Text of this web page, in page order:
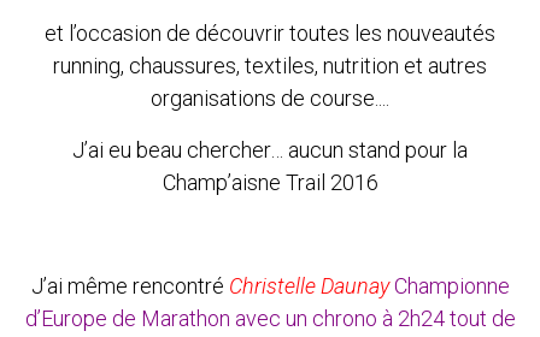
et l’occasion de découvrir toutes les nouveautés
running, chaussures, textiles, nutrition et autres
organisations de course....
J’ai eu beau chercher… aucun stand pour la
Champ’aisne Trail 2016
J’ai même rencontré Christelle Daunay Championne
d’Europe de Marathon avec un chrono à 2h24 tout de